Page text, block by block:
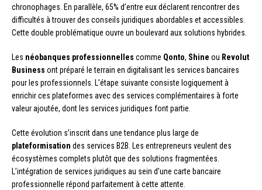
chronophages. En parallèle, 65% d’entre eux déclarent rencontrer des
difficultés à trouver des conseils juridiques abordables et accessibles.
Cette double problématique ouvre un boulevard aux solutions hybrides.
Les néobanques professionnelles comme Qonto, Shine ou Revolut
Business ont préparé le terrain en digitalisant les services bancaires
pour les professionnels. L’étape suivante consiste logiquement à
enrichir ces plateformes avec des services complémentaires à forte
valeur ajoutée, dont les services juridiques font partie.
Cette évolution s’inscrit dans une tendance plus large de
plateformisation des services B2B. Les entrepreneurs veulent des
écosystèmes complets plutôt que des solutions fragmentées.
L’intégration de services juridiques au sein d’une carte bancaire
professionnelle répond parfaitement à cette attente.